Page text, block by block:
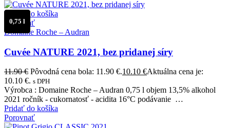
Pridať do košíka
Porovnať
Domaine Roche – Audran
Cuvée NATURE 2021, bez pridanej síry
11.90€ Pôvodná cena bola: 11.90 €.10.10 €Aktuálna cena je:
10.10 €. s DPH
0,75 l
Výrobca : Domaine Roche – Audran 0,75 l objem 13,5% alkohol
2021 ročník - cukornatosť - acidita 16°C podávanie …
Pridať do košíka
Porovnať